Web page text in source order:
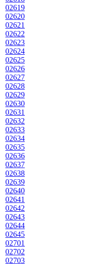
02619
02620
02621
02622
02623
02624
02625
02626
02627
02628
02629
02630
02631
02632
02633
02634
02635
02636
02637
02638
02639
02640
02641
02642
02643
02644
02645
02701
02702
02703